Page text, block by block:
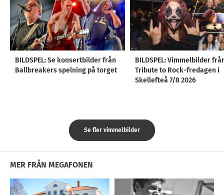
BILDSPEL: Se konsertbilder från
Ballbreakers spelning på torget
BILDSPEL: Vimmelbilder
Tribute to Rock-fredagen i
Skellefteå 7/8 2026
Se fler vimmelbilder
MER FRÅN MEGAFONEN